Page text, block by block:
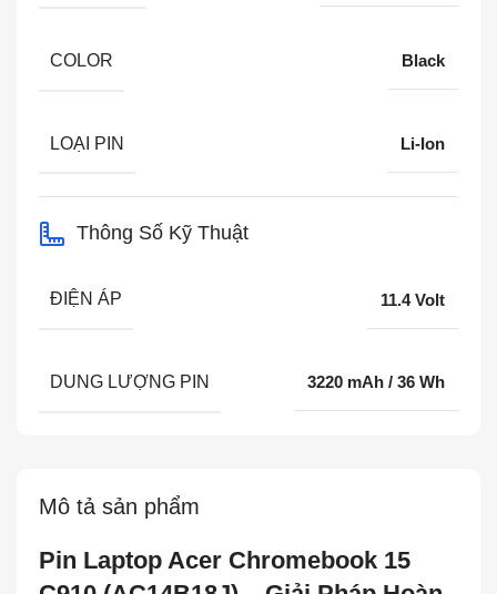
Mô tả sản phẩm
Pin Laptop Acer Chromebook 15
COLOR Black
LOẠI PIN Li-Ion
Thông Số Kỹ Thuật
ĐIỆN ÁP 11.4 Volt
DUNG LƯỢNG PIN 3220 mAh / 36 Wh